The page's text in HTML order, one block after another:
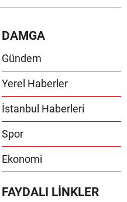
DAMGA
Gündem
Yerel Haberler
İstanbul Haberleri
Spor
Ekonomi
FAYDALI LİNKLER